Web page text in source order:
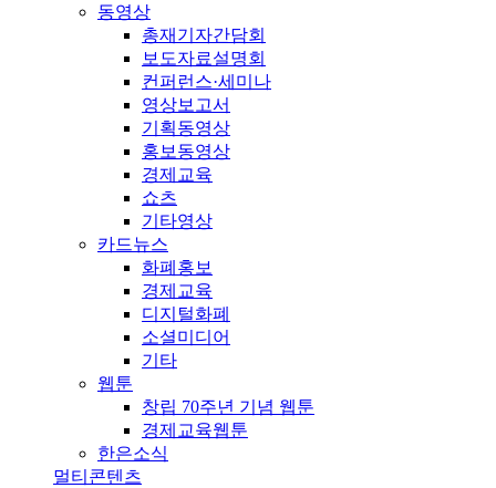
동영상
총재기자간담회
보도자료설명회
컨퍼런스·세미나
영상보고서
기획동영상
홍보동영상
경제교육
쇼츠
기타영상
카드뉴스
화폐홍보
경제교육
디지털화폐
소셜미디어
기타
웹툰
창립 70주년 기념 웹툰
경제교육웹툰
한은소식
멀티콘텐츠